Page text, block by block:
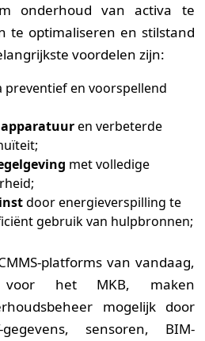
onderhoud van activa te
te optimaliseren en stilstand
voordelen zijn:
preventief en voorspellend
en verbeterde
met volledige
door energieverspilling te
gebruik van hulpbronnen;
platforms van vandaag,
voor het MKB, maken
mogelijk door
sensoren, BIM-